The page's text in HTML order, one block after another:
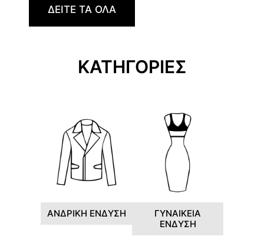
ΔΕΙΤΕ ΤΑ ΟΛΑ
ΚΑΤΗΓΟΡΙΕΣ
ΑΝΔΡΙΚΗ ΕΝΔΥΣΗ
ΓΥΝΑΙΚΕΙΑ
ΕΝΔΥΣΗ